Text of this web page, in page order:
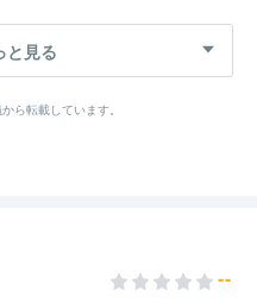
と見る
ら転載しています。
--